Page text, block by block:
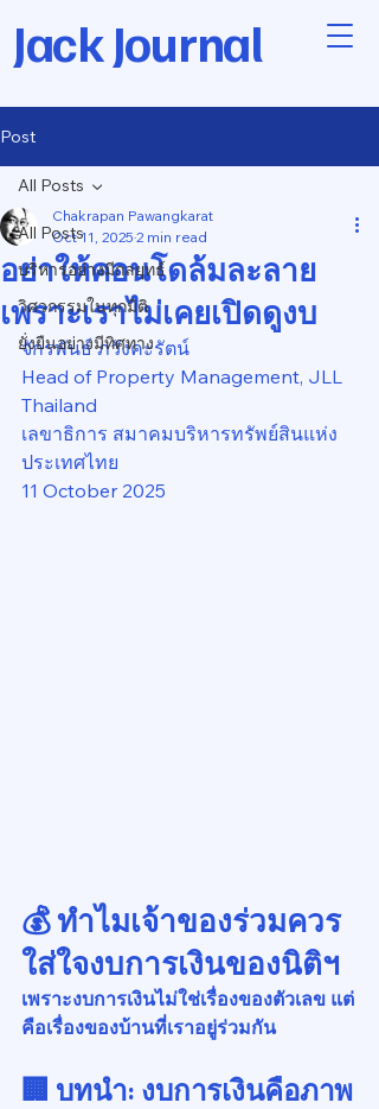
Jack Journal
Post
All Posts
บริหารอย่างมีกลยุทธ์
วิศวกรรมในทุกมิติ
ยั่งยืนอย่างมีทิศทาง
All Posts
อย่าให้คอนโดล้มละลาย
เพราะเราไม่เคยเปิดดูงบ
Chakrapan Pawangkarat
Oct 11, 2025 2 min read
จักรพันธ์ ภวังคะรัตน์
Head of Property Management, JLL
Thailand
เลขาธิการ สมาคมบริหารทรัพย์สินแห่ง
ประเทศไทย
11 October 2025
💰 ทำไมเจ้าของร่วมควร
ใส่ใจงบการเงินของนิติฯ
เพราะงบการเงินไม่ใช่เรื่องของตัวเลข แต่
คือเรื่องของบ้านที่เราอยู่ร่วมกัน
🏢 บทนำ: งบการเงินคือภาพ